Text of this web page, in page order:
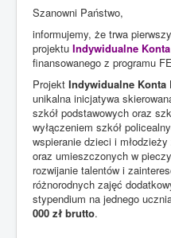
Szanowni Państwo,
informujemy, że trwa
projektu Indywidualne
finansowanego z programu
Projekt Indywidualne Konta
unikalna inicjatywa
szkół podstawowych oraz
wyłączeniem szkół
wspieranie dzieci i
oraz umieszczonych w
rozwijanie talentów i
różnorodnych zajęć
stypendium na jednego
000 zł brutto.